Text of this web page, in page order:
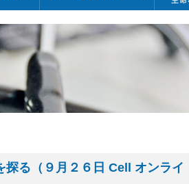
る（９月２６日 Cell オンライ